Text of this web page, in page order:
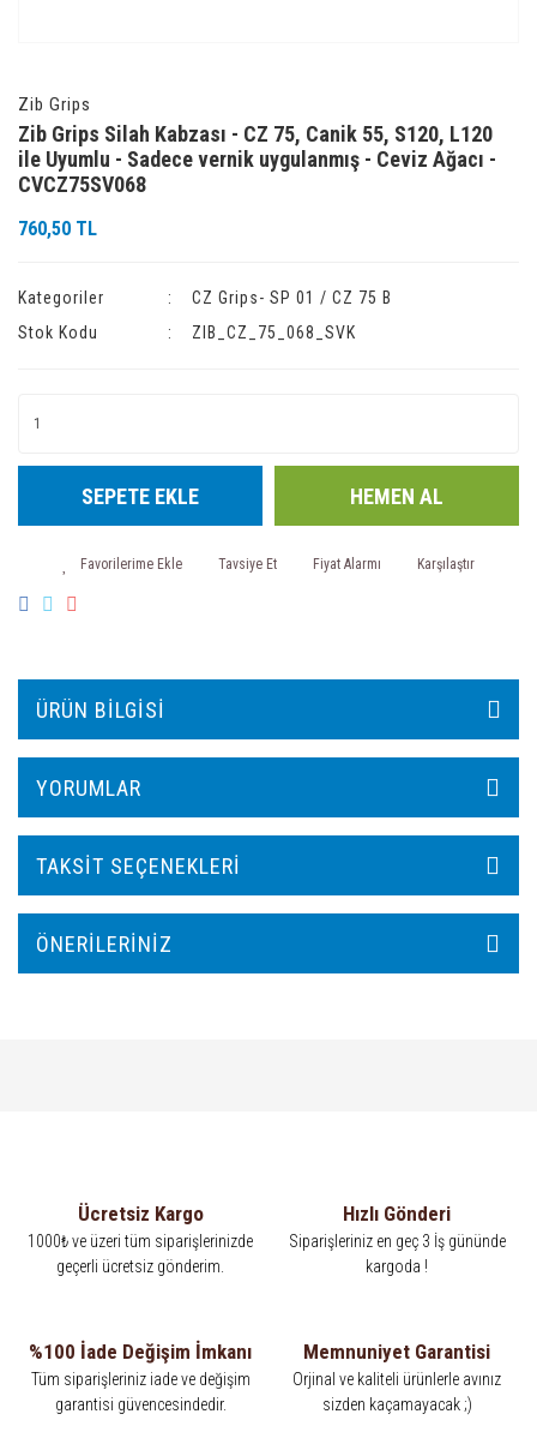
Zib Grips
Zib Grips Silah Kabzası - CZ 75, Canik 55, S120, L120
ile Uyumlu - Sadece vernik uygulanmış - Ceviz Ağacı -
CVCZ75SV068
760,50 TL
Kategoriler
CZ Grips- SP 01 / CZ 75 B
Stok Kodu
ZIB_CZ_75_068_SVK
SEPETE EKLE HEMEN AL
Tavsiye Et Fiyat Alarmı Karşılaştır
ÜRÜN BILGISI
YORUMLAR
TAKSIT SEÇENEKLERI
ÖNERILERINIZ
Ücretsiz Kargo
1000₺ ve üzeri tüm siparişlerinizde
geçerli ücretsiz gönderim.
Hızlı Gönderi
Siparişleriniz en geç 3 İş gününde
kargoda !
%100 İade Değişim İmkanı
Tüm siparişleriniz iade ve değişim
garantisi güvencesindedir.
Memnuniyet Garantisi
Orjinal ve kaliteli ürünlerle avınız
sizden kaçamayacak ;)